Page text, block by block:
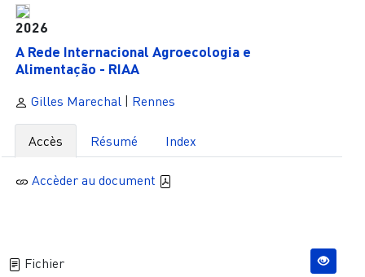
2026
A Rede Internacional Agroecologia e
Alimentação - RIAA
Gilles Marechal | Rennes
Accès Résumé Index
Accèder au document
Fichier